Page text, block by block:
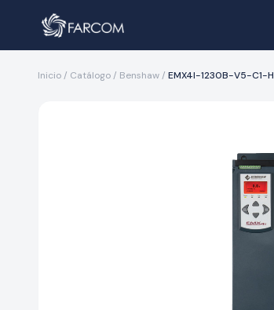
Inicio / Catálogo / Benshaw / EMX4I-1230B-V5-C1-H